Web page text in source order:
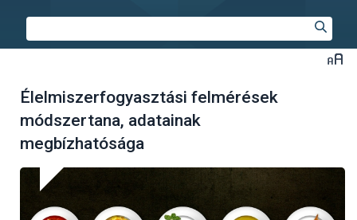
Élelmiszerfogyasztási felmérések
módszertana, adatainak
megbízhatósága